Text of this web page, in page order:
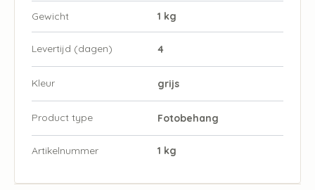
Gewicht 1 kg
Levertijd (dagen) 4
Kleur grijs
Product type Fotobehang
Artikelnummer 1 kg